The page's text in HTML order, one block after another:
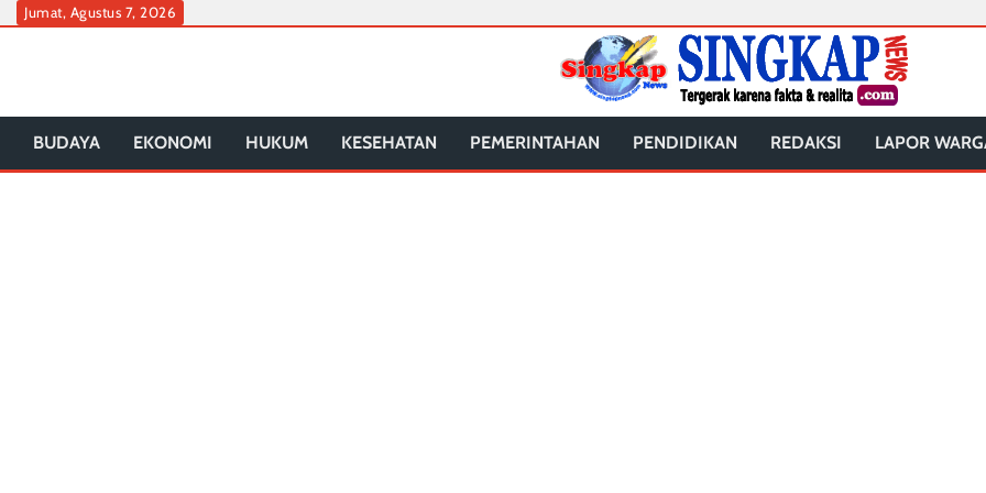
SkipJumat, Agustus 7, 2026
BUDAYA EKONOMI HUKUM KESEHATAN PEMERINTAHAN PENDIDIKAN REDAKSI LAPOR